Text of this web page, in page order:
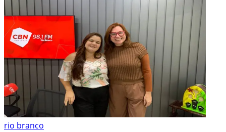
rio branco